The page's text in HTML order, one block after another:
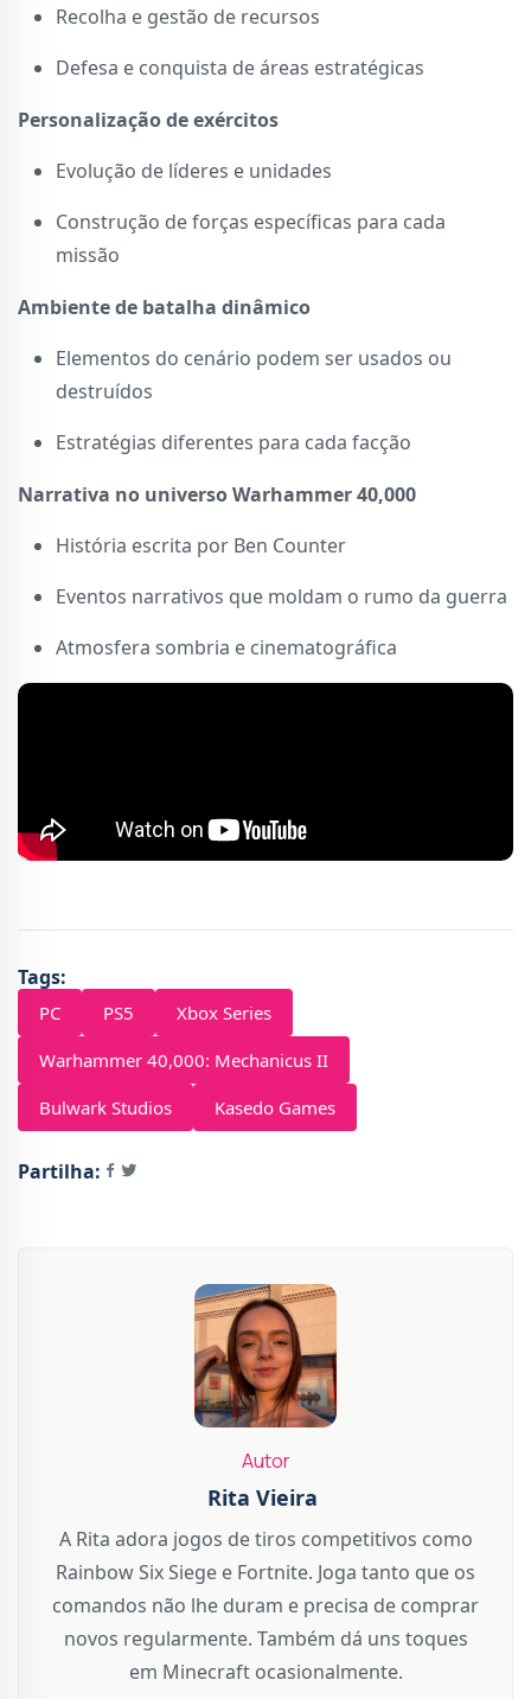
Recolha e gestão de recursos
Defesa e conquista de áreas estratégicas
Personalização de exércitos
Evolução de líderes e unidades
Construção de forças específicas para cada
missão
Ambiente de batalha dinâmico
Elementos do cenário podem ser usados ou
destruídos
Estratégias diferentes para cada facção
Narrativa no universo Warhammer 40,000
História escrita por Ben Counter
Eventos narrativos que moldam o rumo da guerra
Atmosfera sombria e cinematográfica
Tags:
PC PS5
Xbox Series
Warhammer 40,000: Mechanicus II
Bulwark Studios
Kasedo Games
Partilha:
Autor
Rita Vieira
A Rita adora jogos de tiros competitivos como
Rainbow Six Siege e Fortnite. Joga tanto que os
comandos não lhe duram e precisa de comprar
novos regularmente. Também dá uns toques
em Minecraft ocasionalmente.